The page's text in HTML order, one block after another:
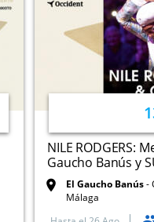
NILE RODGERS:
Gaucho Banús y
El Gaucho Banús
Málaga